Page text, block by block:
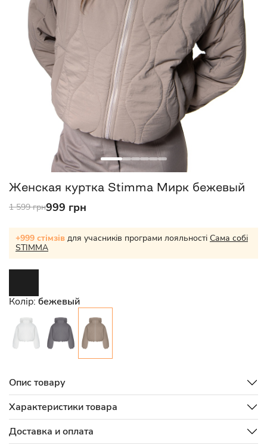
Женская куртка Stimma Мирк бежевый
1 599 грн999 грн
+999 стімзів для учасників програми лояльності Сама собі
STIMMA
Колір: бежевый
Опис товару
Характеристики товара
Доставка и оплата